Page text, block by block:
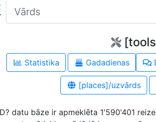
Statistika Gadadienas
[places]/uzvārds
datu bāze ir apmeklēta 1'590'401